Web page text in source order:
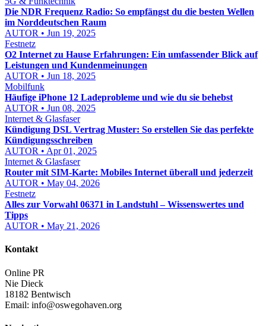
Die NDR Frequenz Radio: So empfängst du die besten Wellen
im Norddeutschen Raum
AUTOR • Jun 19, 2025
Festnetz
O2 Internet zu Hause Erfahrungen: Ein umfassender Blick auf
Leistungen und Kundenmeinungen
AUTOR • Jun 18, 2025
Mobilfunk
Häufige iPhone 12 Ladeprobleme und wie du sie behebst
AUTOR • Jun 08, 2025
Internet & Glasfaser
Kündigung DSL Vertrag Muster: So erstellen Sie das perfekte
Kündigungsschreiben
AUTOR • Apr 01, 2025
Internet & Glasfaser
Router mit SIM-Karte: Mobiles Internet überall und jederzeit
AUTOR • May 04, 2026
Festnetz
Alles zur Vorwahl 06371 in Landstuhl – Wissenswertes und
Tipps
AUTOR • May 21, 2026
Kontakt
Online PR
Nie Dieck
18182 Bentwisch
Email: info@oswegohaven.org